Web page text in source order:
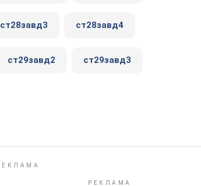
ст28завд3 ст28завд4
ст29завд2 ст29завд3